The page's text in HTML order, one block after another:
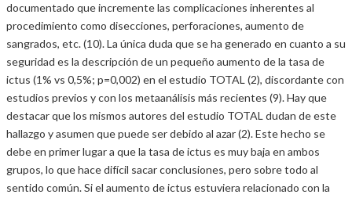
documentado que incremente las complicaciones inherentes al
procedimiento como disecciones, perforaciones, aumento de
sangrados, etc. (10). La única duda que se ha generado en cuanto a su
seguridad es la descripción de un pequeño aumento de la tasa de
ictus (1% vs 0,5%; p=0,002) en el estudio TOTAL (2), discordante con
estudios previos y con los metaanálisis más recientes (9). Hay que
destacar que los mismos autores del estudio TOTAL dudan de este
hallazgo y asumen que puede ser debido al azar (2). Este hecho se
debe en primer lugar a que la tasa de ictus es muy baja en ambos
grupos, lo que hace difícil sacar conclusiones, pero sobre todo al
sentido común. Si el aumento de ictus estuviera relacionado con la